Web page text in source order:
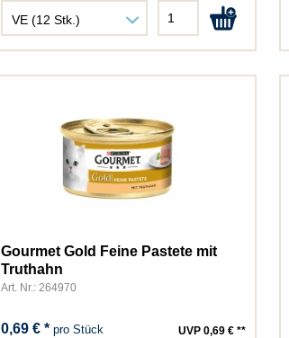
Gourmet Gold Feine Pastete mit
Truthahn
Art. Nr.: 264970
0,69 € *pro Stück UVP 0,69 € **